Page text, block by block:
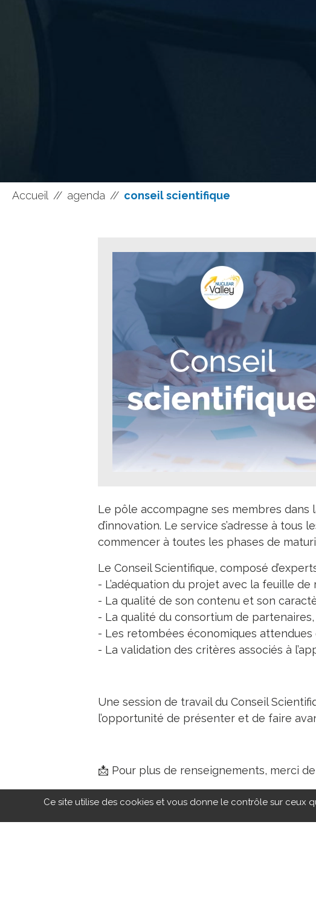
Accueil // agenda // conseil scientifique
Le pôle accompagne ses membres
d’innovation. Le service s’adresse à
commencer à toutes les phases de
Le Conseil Scientifique, composé
- L’adéquation du projet avec la feuille
- La qualité de son contenu et son
- La qualité du consortium de partenaires,
- Les retombées économiques
- La validation des critères associés à
Une session de travail du Conseil
l’opportunité de présenter et de faire
📩 Pour plus de renseignements, merci
Ce site utilise des cookies et vous donne le contrôle sur ceux